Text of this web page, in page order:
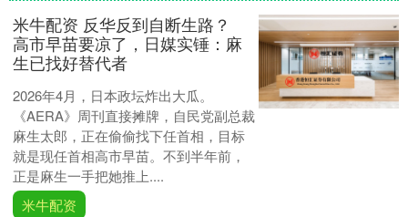
米牛配资 反华反到自断生路？
高市早苗要凉了，日媒实锤：麻
生已找好替代者
2026年4月，日本政坛炸出大瓜。
《AERA》周刊直接摊牌，自民党副总裁
麻生太郎，正在偷偷找下任首相，目标
就是现任首相高市早苗。不到半年前，
正是麻生一手把她推上....
米牛配资